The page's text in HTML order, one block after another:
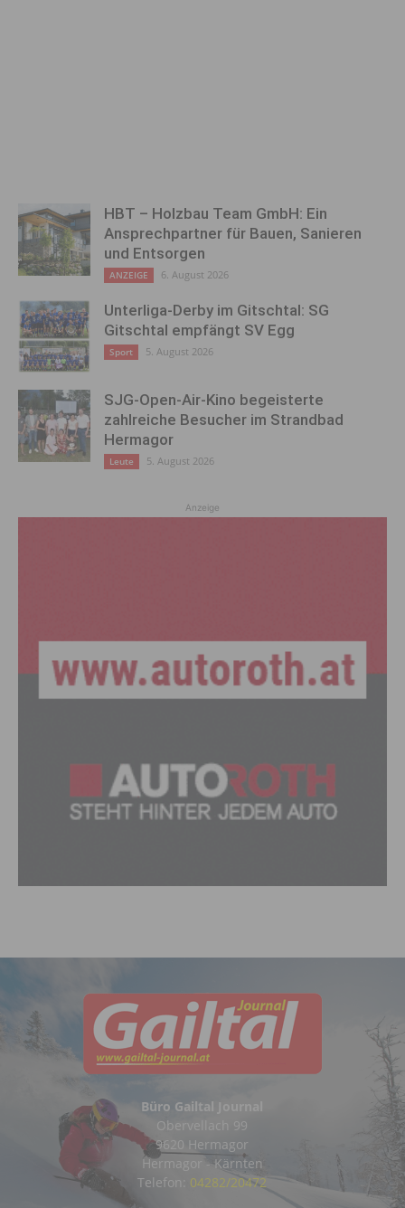
HBT – Holzbau Team GmbH: Ein
Ansprechpartner für Bauen, Sanieren
und Entsorgen
ANZEIGE 6. August 2026
Unterliga-Derby im Gitschtal: SG
Gitschtal empfängt SV Egg
Sport 5. August 2026
SJG-Open-Air-Kino begeisterte
zahlreiche Besucher im Strandbad
Hermagor
Leute 5. August 2026
Anzeige
Büro Gailtal Journal
Obervellach 99
9620 Hermagor
Hermagor - Kärnten
Telefon: 04282/20472